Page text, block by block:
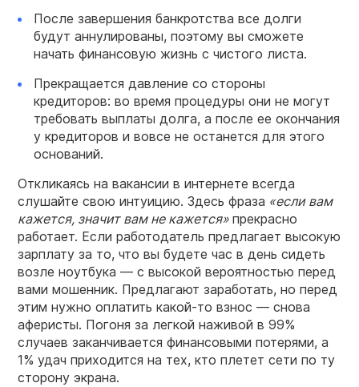
После завершения банкротства все долги
будут аннулированы, поэтому вы сможете
начать финансовую жизнь с чистого листа.
Прекращается давление со стороны
кредиторов: во время процедуры они не могут
требовать выплаты долга, а после ее окончания
у кредиторов и вовсе не останется для этого
оснований.
Откликаясь на вакансии в интернете всегда
слушайте свою интуицию. Здесь фраза «если вам
кажется, значит вам не кажется» прекрасно
работает. Если работодатель предлагает высокую
зарплату за то, что вы будете час в день сидеть
возле ноутбука — с высокой вероятностью перед
вами мошенник. Предлагают заработать, но перед
этим нужно оплатить какой-то взнос — снова
аферисты. Погоня за легкой наживой в 99%
случаев заканчивается финансовыми потерями, а
1% удач приходится на тех, кто плетет сети по ту
сторону экрана.